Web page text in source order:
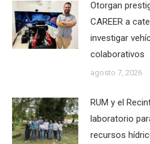
Otorgan
CAREER a
investigar
colaborativos
agosto 7, 2026
RUM y el
laboratorio
recursos